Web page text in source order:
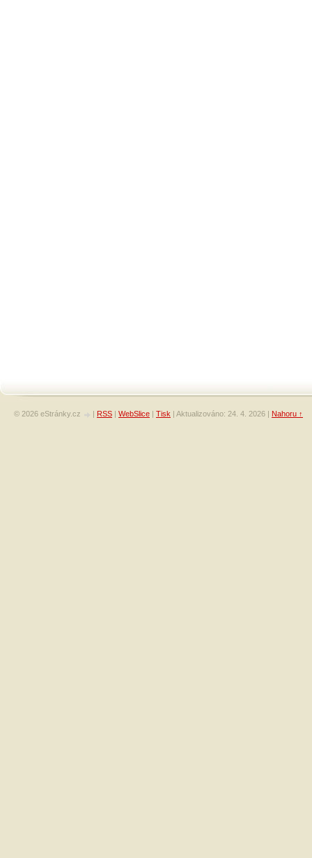
© 2026 eStránky.cz | RSS | WebSlice | Tisk | Aktualizováno: 24. 4. 2026 | Nahoru ↑